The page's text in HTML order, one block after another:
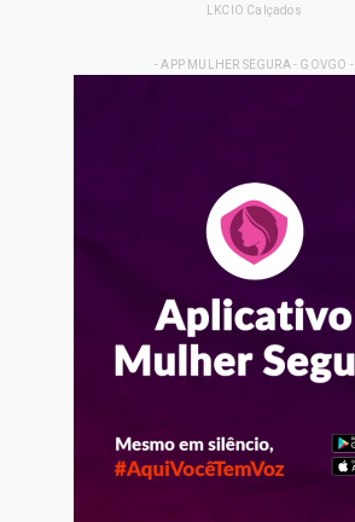
LKCIO Calçados
- APP MULHER SEGURA - GOVGO -